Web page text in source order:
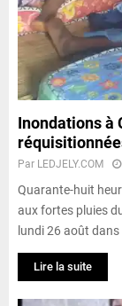
Inondations à
Par LEDJELY.COM
Quarante-huit
aux fortes pluies
lundi 26 août dans
Lire la suite